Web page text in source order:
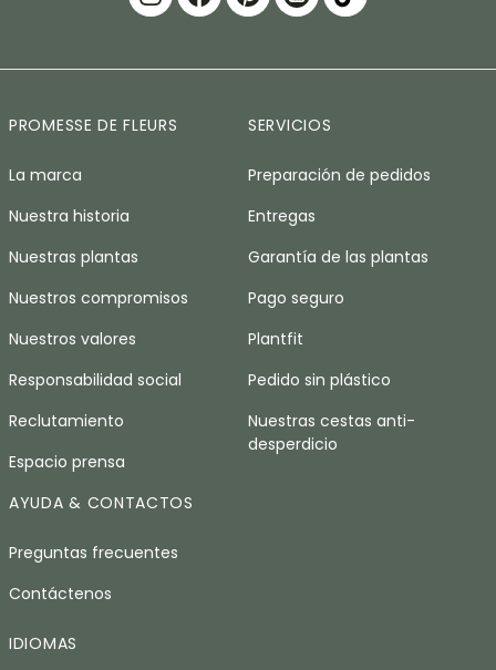
PROMESSE DE FLEURS
La marca
Nuestra historia
Nuestras plantas
Nuestros compromisos
Nuestros valores
Responsabilidad social
Reclutamiento
Espacio prensa
SERVICIOS
Preparación de pedidos
Entregas
Garantía de las plantas
Pago seguro
Plantfit
Pedido sin plástico
Nuestras cestas anti-
desperdicio
AYUDA & CONTACTOS
Preguntas frecuentes
Contáctenos
IDIOMAS